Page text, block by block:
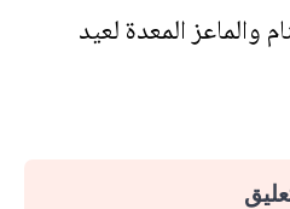
والماعز المعدة لعيد